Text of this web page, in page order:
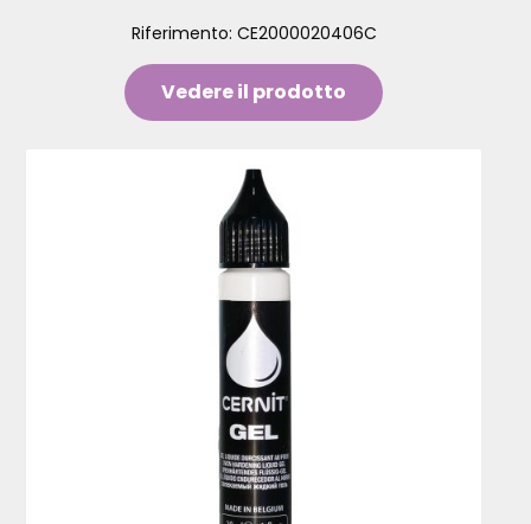
Riferimento: CE2000020406C
Vedere il prodotto